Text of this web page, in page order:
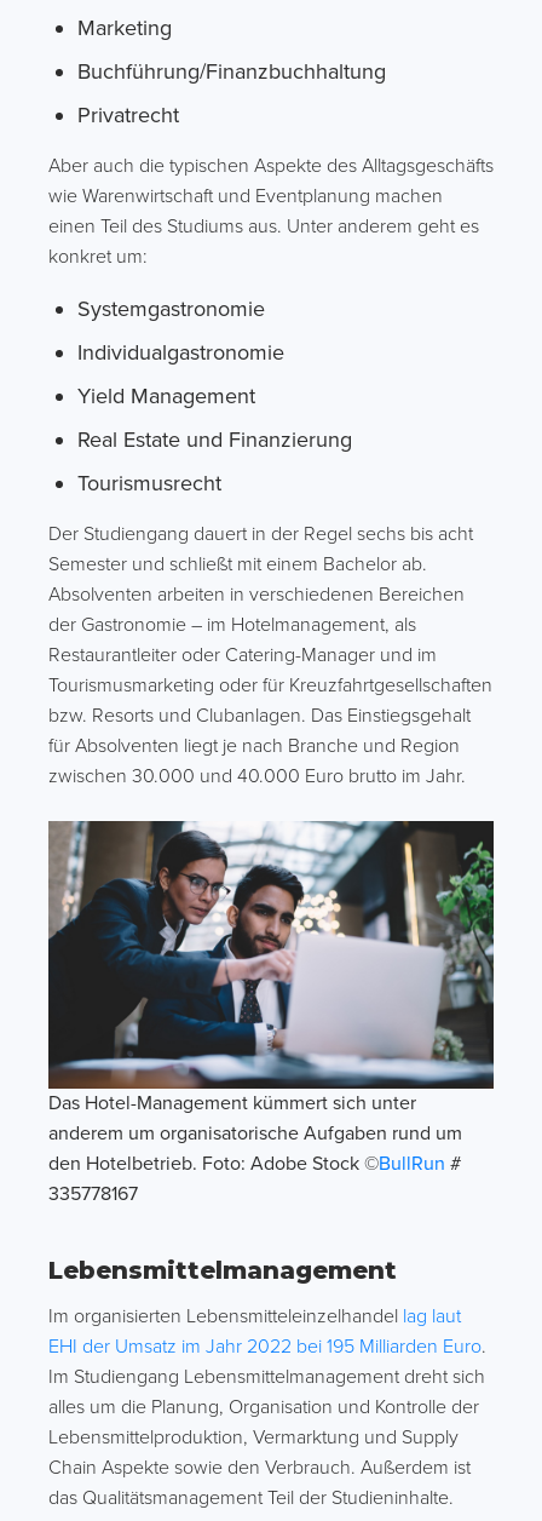
Marketing
Buchführung/Finanzbuchhaltung
Privatrecht
Aber auch die typischen Aspekte des Alltagsgeschäfts
wie Warenwirtschaft und Eventplanung machen
einen Teil des Studiums aus. Unter anderem geht es
konkret um:
Systemgastronomie
Individualgastronomie
Yield Management
Real Estate und Finanzierung
Tourismusrecht
Der Studiengang dauert in der Regel sechs bis acht
Semester und schließt mit einem Bachelor ab.
Absolventen arbeiten in verschiedenen Bereichen
der Gastronomie – im Hotelmanagement, als
Restaurantleiter oder Catering-Manager und im
Tourismusmarketing oder für Kreuzfahrtgesellschaften
bzw. Resorts und Clubanlagen. Das Einstiegsgehalt
für Absolventen liegt je nach Branche und Region
zwischen 30.000 und 40.000 Euro brutto im Jahr.
Das Hotel-Management kümmert sich unter
anderem um organisatorische Aufgaben rund um
den Hotelbetrieb. Foto: Adobe Stock ©BullRun #
335778167
Lebensmittelmanagement
Im organisierten Lebensmitteleinzelhandel lag laut
EHI der Umsatz im Jahr 2022 bei 195 Milliarden Euro.
Im Studiengang Lebensmittelmanagement dreht sich
alles um die Planung, Organisation und Kontrolle der
Lebensmittelproduktion, Vermarktung und Supply
Chain Aspekte sowie den Verbrauch. Außerdem ist
das Qualitätsmanagement Teil der Studieninhalte.